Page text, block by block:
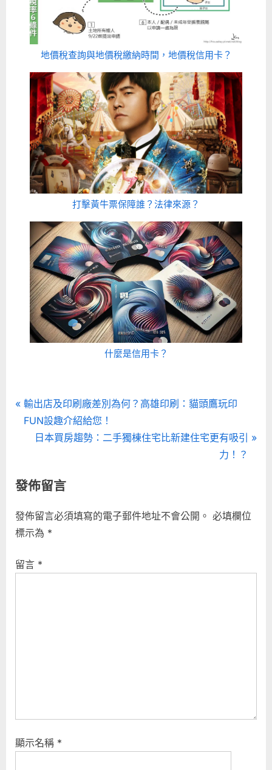
地價稅查詢與地價稅繳納時間，地價稅信用卡？
打擊黃牛票保障誰？法律來源？
什麼是信用卡？
文
覽
P
r
o
s
P
s
輸出店及印刷廠差別為何？高雄印刷：貓頭鷹玩印
FUN設趣介紹給您！
N
t
o
s
:
日本買房趨勢：二手獨棟住宅比新建住宅更有吸引
力！？
發佈留言
發佈留言必須填寫的電子郵件地址不會公開。 必填欄位
標示為 *
留言 *
顯示名稱 *